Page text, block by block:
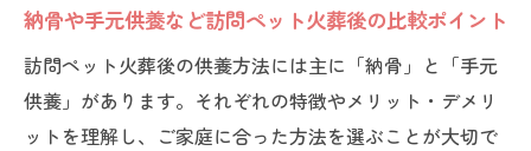
納骨や手元供養など訪問ペット火葬後の比較ポイント
訪問ペット火葬後の供養方法には主に「納骨」と「手元
供養」があります。それぞれの特徴やメリット・デメリ
ットを理解し、ご家庭に合った方法を選ぶことが大切で